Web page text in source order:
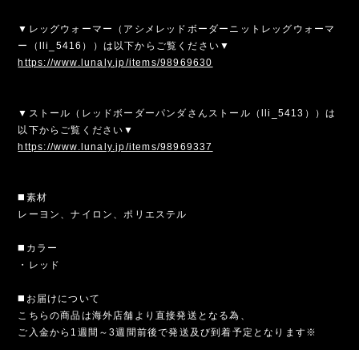
▼レッグウォーマー（アシメレッドボーダーニットレッグウォーマ
ー（lli_5416））は以下からご覧ください▼
https://www.lunaly.jp/items/98969630
▼ストール（レッドボーダーパンダさんストール（lli_5413））は
以下からご覧ください▼
https://www.lunaly.jp/items/98969337
◼️素材
レーヨン、ナイロン、ポリエステル
◼️カラー
・レッド
◼️お届けについて
こちらの商品は海外店舗より直接発送となる為、
ご入金から1週間～3週間前後で発送及び到着予定となります※